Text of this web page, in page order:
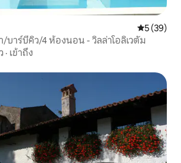
คะแนนเฉลี่
5 (39)
บาร์บีคิว/4 ห้องนอน - วิลล่าโอลิเวตัม
· เข้าถึง